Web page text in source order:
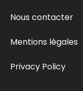
Nous contacter
Mentions légales
Privacy Policy